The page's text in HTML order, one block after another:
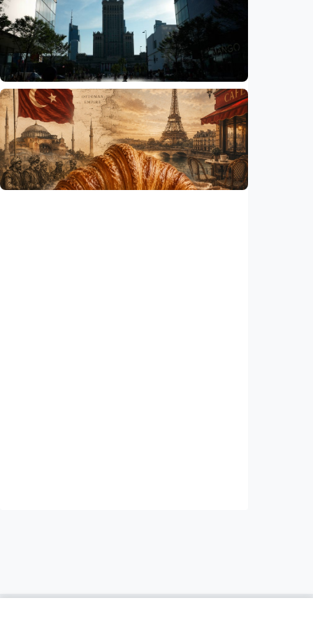
Sekolah di Selandia Baru tambah mata
pelajaran berbasis industri, dari AI hingga
pariwisata
Indonesia •06 Aug 2026
Humaniora
Gelombang panas bisa memicu kecemasan
hingga depresi pada anak, ini temuan
peneliti
Indonesia•06 Aug 2026